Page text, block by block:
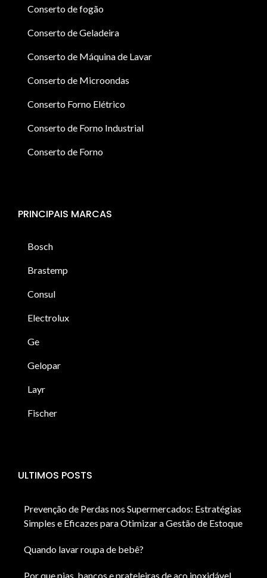
Conserto de fogão
Conserto de Geladeira
Conserto de Máquina de Lavar
Conserto de Microondas
Conserto Forno Elétrico
Conserto de Forno Industrial
Conserto de Forno
PRINCIPAIS MARCAS
Bosch
Brastemp
Consul
Electrolux
Ge
Gelopar
Layr
Fischer
ULTIMOS POSTS
Prevenção de Perdas nos Supermercados: Estratégias
Simples e Eficazes para Otimizar a Gestão de Estoque
Quando lavar roupa de bebê?
Por que pias, bancos e prateleiras de aço inoxidável